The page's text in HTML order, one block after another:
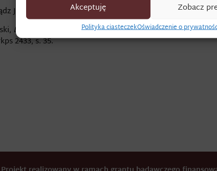
Akceptuję Zobacz
Polityka ciasteczekOświadczenie o
Jan Moskalski święcił się na subdiakony na zamku
Diariusz potocznych rzeczy i wydatków na różne
2433, s. 35.